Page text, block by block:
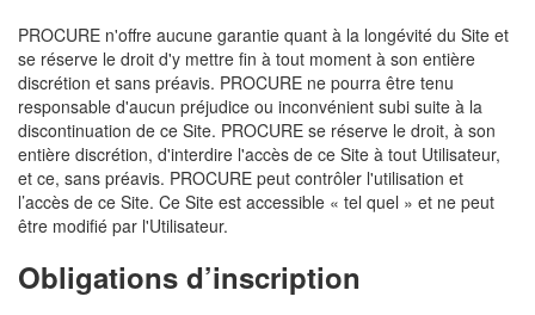
PROCURE n'offre aucune garantie quant à la longévité du Site et
se réserve le droit d'y mettre fin à tout moment à son entière
discrétion et sans préavis. PROCURE ne pourra être tenu
responsable d'aucun préjudice ou inconvénient subi suite à la
discontinuation de ce Site. PROCURE se réserve le droit, à son
entière discrétion, d'interdire l'accès de ce Site à tout Utilisateur,
et ce, sans préavis. PROCURE peut contrôler l'utilisation et
l’accès de ce Site. Ce Site est accessible « tel quel » et ne peut
être modifié par l'Utilisateur.
Obligations d’inscription